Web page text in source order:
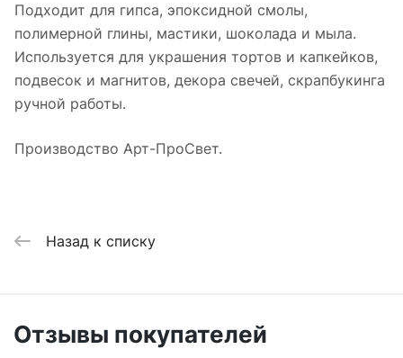
Подходит для гипса, эпоксидной смолы,
полимерной глины, мастики, шоколада и мыла.
Используется для украшения тортов и капкейков,
подвесок и магнитов, декора свечей, скрапбукинга
ручной работы.
Производство Арт-ПроСвет.
Назад к списку
Отзывы покупателей